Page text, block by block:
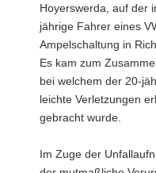
Hoyerswerda, auf der
jährige Fahrer eines
Ampelschaltung in
Es kam zum
bei welchem der 20-
leichte Verletzungen
gebracht wurde.
Im Zuge der